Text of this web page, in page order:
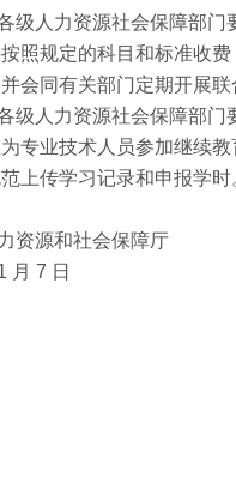
级人力资源社会保障部
照规定的科目和标准收
会同有关部门定期开展
级人力资源社会保障部门
专业技术人员参加继续
上传学习记录和申报学
会保障厅
日